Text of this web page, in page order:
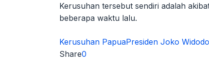
Kerusuhan tersebut sendiri adalah
beberapa waktu lalu.
Kerusuhan PapuaPresiden Joko Widodo
Share0